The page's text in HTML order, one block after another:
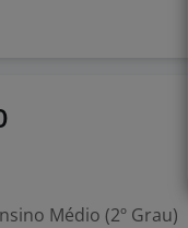
Médio (2º Grau)